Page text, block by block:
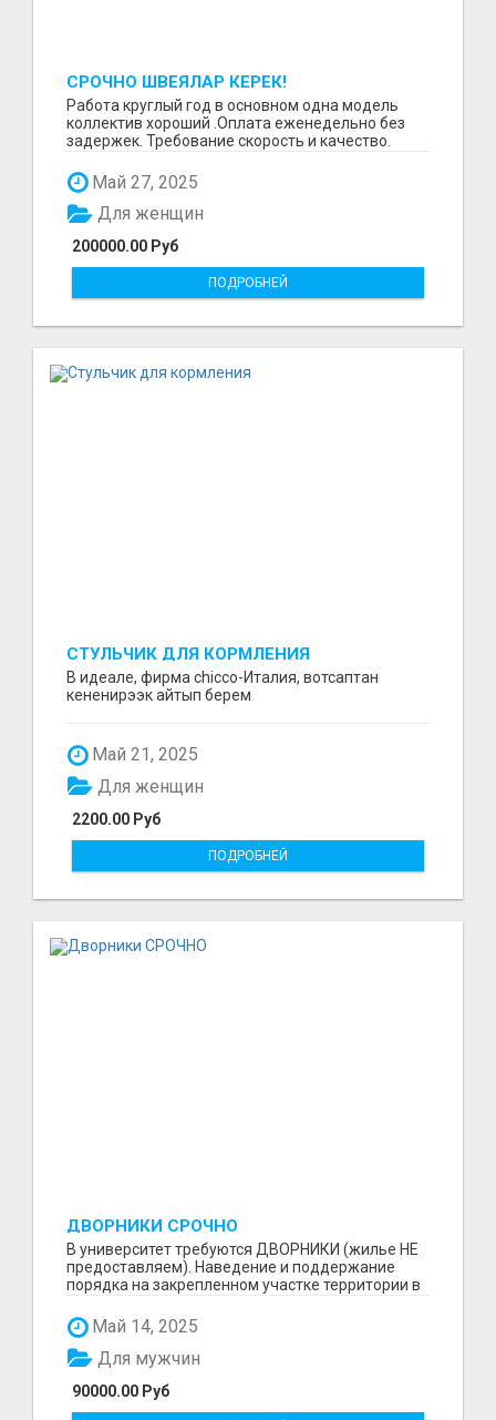
СРОЧНО ШВЕЯЛАР КЕРЕК!
Работа круглый год в основном одна модель
коллектив хороший .Оплата еженедельно без
задержек. Требование скорость и качество.
Май 27, 2025
200000.00 Руб
Для женщин
ПОДРОБНЕЙ
СТУЛЬЧИК ДЛЯ КОРМЛЕНИЯ
В идеале, фирма chicco-Италия, вотсаптан
кененирээк айтып берем
Май 21, 2025
2200.00 Руб
Для женщин
ПОДРОБНЕЙ
ДВОРНИКИ СРОЧНО
В университет требуются ДВОРНИКИ (жилье НЕ
предоставляем). Наведение и поддержание
порядка на закрепленном участке территории в
Май 14, 2025
90000.00 Руб
Для мужчин